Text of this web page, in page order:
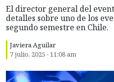
El director general del
detalles sobre uno de los
segundo semestre en Chile.
Javiera Aguilar
7 julio, 2025 - 11:08 am